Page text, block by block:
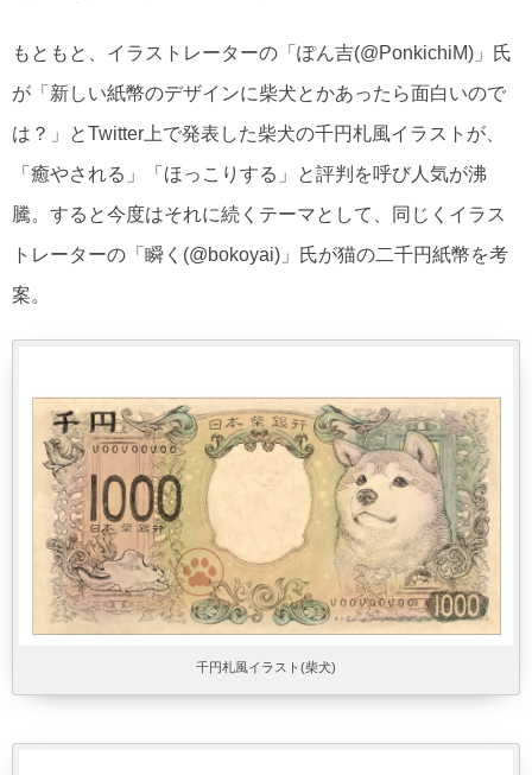
もともと、イラストレーターの「ぽん吉(@PonkichiM)」氏
が「新しい紙幣のデザインに柴犬とかあったら面白いので
は？」とTwitter上で発表した柴犬の千円札風イラストが、
「癒やされる」「ほっこりする」と評判を呼び人気が沸
騰。すると今度はそれに続くテーマとして、同じくイラス
トレーターの「瞬く(@bokoyai)」氏が猫の二千円紙幣を考
案。
千円札風イラスト(柴犬)